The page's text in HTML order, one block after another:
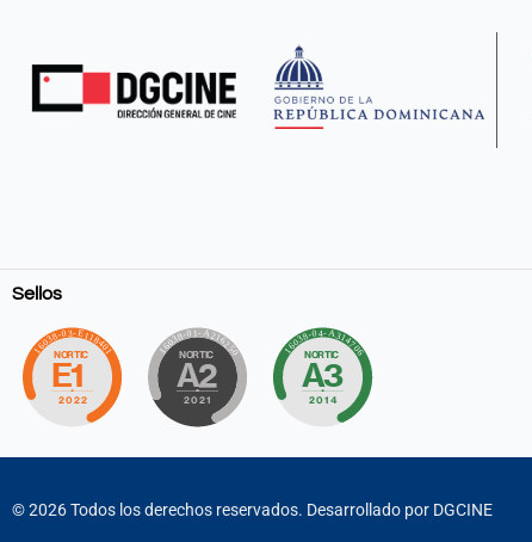
Sellos
©2026Todos los derechos reservados. Desarrollado por DGCINE